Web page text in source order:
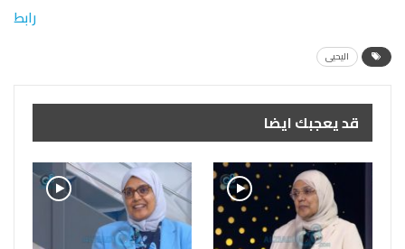
رابط
اليحيى
قد يعجبك ايضا